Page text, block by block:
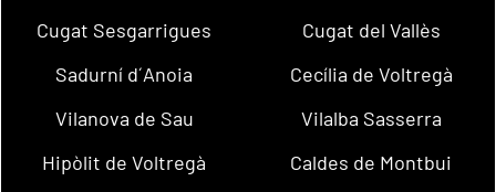
Cugat Sesgarrigues
Cugat del Vallès
Sadurní d´Anoia
Cecília de Voltregà
Vilanova de Sau
Vilalba Sasserra
Hipòlit de Voltregà
Caldes de Montbui